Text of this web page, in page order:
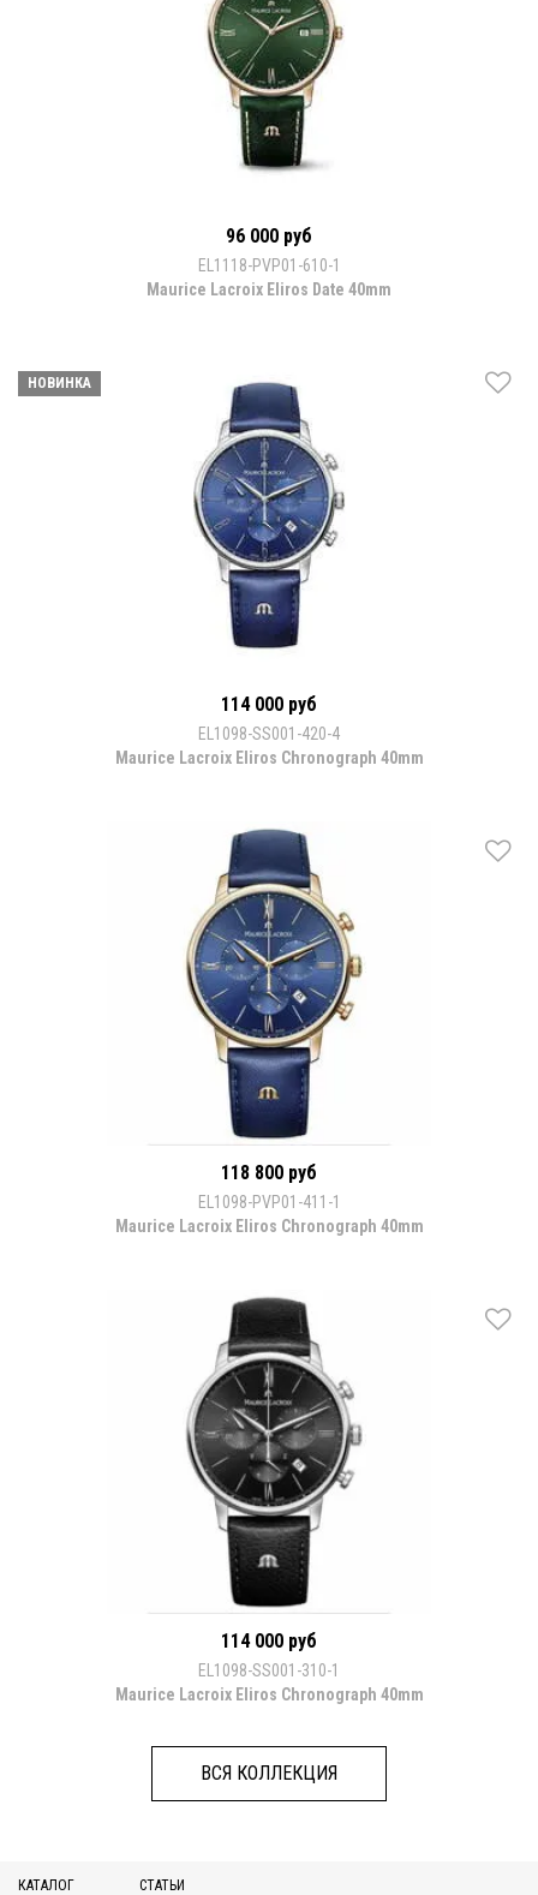
96 000 руб
EL1118-PVP01-610-1
Maurice Lacroix Eliros Date 40mm
НОВИНКА
114 000 руб
EL1098-SS001-420-4
Maurice Lacroix Eliros Chronograph 40mm
118 800 руб
EL1098-PVP01-411-1
Maurice Lacroix Eliros Chronograph 40mm
114 000 руб
EL1098-SS001-310-1
Maurice Lacroix Eliros Chronograph 40mm
ВСЯ КОЛЛЕКЦИЯ
КАТАЛОГ СТАТЬИ